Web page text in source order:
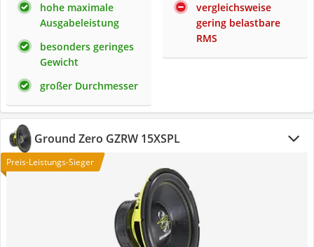
hohe maximale
Ausgabeleistung
besonders geringes
Gewicht
großer Durchmesser
vergleichsweise
gering belastbare
RMS
Ground Zero GZRW 15XSPL
Preis-Leistungs-Sieger